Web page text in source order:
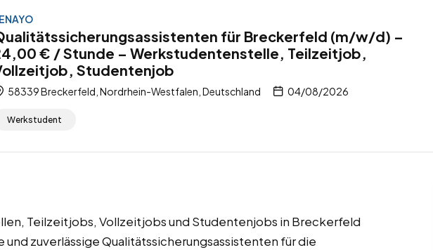
für Breckerfeld (m/w/d) –
€ / Stunde – Werkstudentenstelle, Teilzeitjob,
Studentenjob
58339 Breckerfeld, Nordrhein-Westfalen, Deutschland 04/08/2026
Werkstudent
Teilzeitjobs, Vollzeitjobs und Studentenjobs in Breckerfeld
zuverlässige Qualitätssicherungsassistenten für die